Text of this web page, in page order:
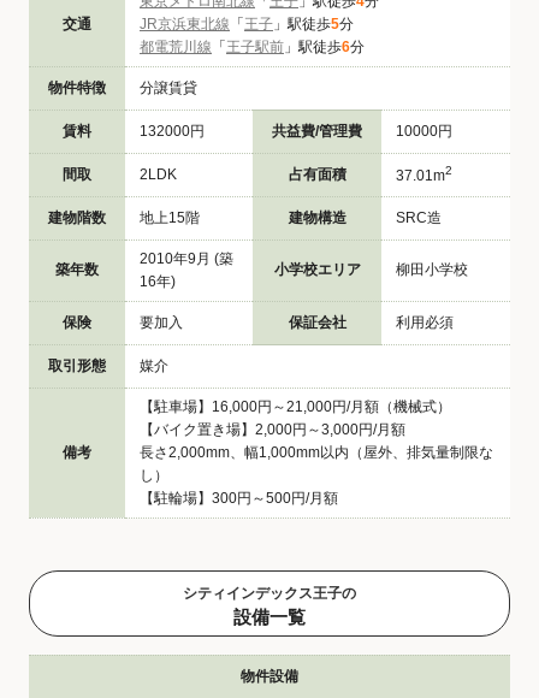
交通
JR京浜東北線 「 王子 」駅徒歩5分
都電荒川線 「 王子駅前 」駅徒歩6分
物件特徴 分譲賃貸
賃料 132000円 共益費/管理費 10000円
間取 2LDK 占有面積 37.01m2
建物階数 地上15階 建物構造 SRC造
築年数
2010年9月 (築
16年)
小学校エリア 柳田小学校
保険 要加入 保証会社 利用必須
取引形態 媒介
備考
【駐車場】16,000円～21,000円/月額（機械式）
【バイク置き場】2,000円～3,000円/月額
長さ2,000mm、幅1,000mm以内（屋外、排気量制限な
し）
【駐輪場】300円～500円/月額
シティインデックス王子の
設備一覧
物件設備